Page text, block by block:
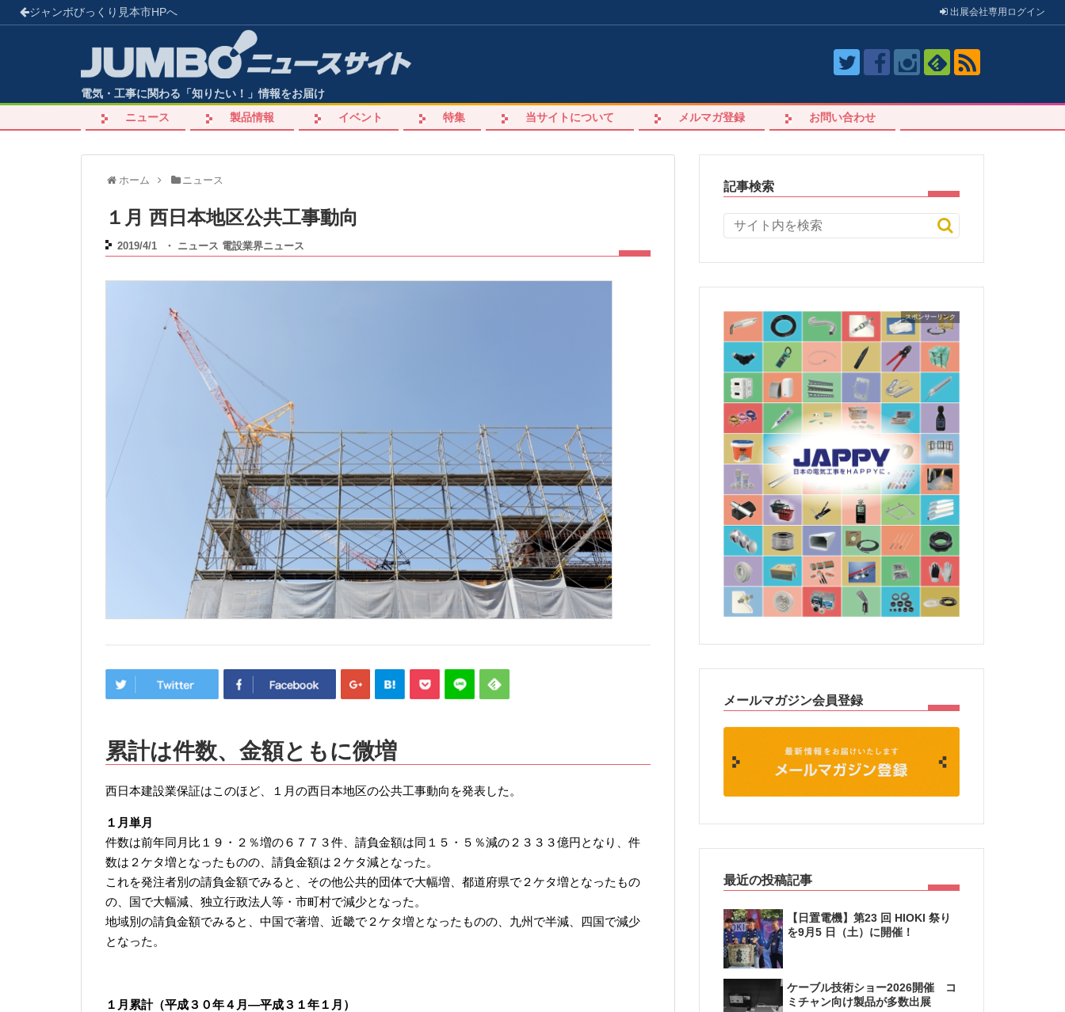
ジャンボびっくり見本市HPへ 出展会社専用 ログイン
電気・工事に関わる「知りたい！」情報をお届け
ニュース
製品情報 イベント 特集 当サイトについて メルマガ登録 お問い合わせ
ホーム ニュース
１月 西日本地区公共工事動向
2019/4/1 ・ ニュース 電設業界ニュース
累計は件数、金額ともに微増
西日本建設業保証はこのほど、１月の西日本地区の公共工事動向を発表した。
１月単月
件数は前年同月比１９・２％増の６７７３件、請負金額は同１５・５％減の２３３３億円となり、件
数は２ケタ増となったものの、請負金額は２ケタ減となった。
これを発注者別の請負金額でみると、その他公共的団体で大幅増、都道府県で２ケタ増となったもの
の、国で大幅減、独立行政法人等・市町村で減少となった。
地域別の請負金額でみると、中国で著増、近畿で２ケタ増となったものの、九州で半減、四国で減少
となった。
１月累計（平成３０年４月—平成３１年１月）
記事検索
メールマガジン会員登録
最近の投稿記事
【日置電機】第23 回 HIOKI 祭り
を9月5 日（土）に開催！
ケーブル技術ショー2026開催 コ
ミチャン向け製品が多数出展